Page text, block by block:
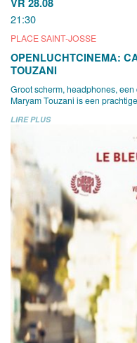
VR 28.08
21:30
PLACE SAINT-JOSSE
OPENLUCHTCINEMA:
TOUZANI
Groot scherm, headphones,
Maryam Touzani is een
LIRE PLUS